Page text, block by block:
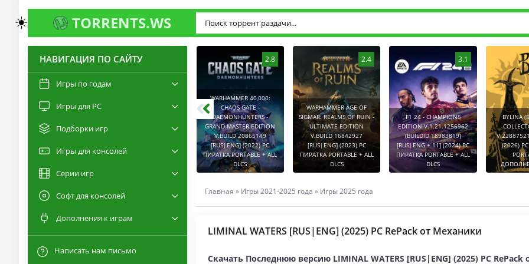
TORRENTS.WS
НАВИГАЦИЯ ПО САЙТУ
Игры по годам
Игры для PC
Подборки игр
Игры для консолей
Серии игр
Софт для консолей
Дополнения к играм
Написать нам письмо
3.0
RESIDENT EVIL 9:
REQUIEM - DELUXE
EDITION V.BUILD
(2026) PC ПИРАТКА
[RUS|ENG] (2026) PC
2.8
WARHAMMER 40,000:
CHAOS GATE -
DAEMONHUNTERS -
GRAND MASTER EDITION
V.BUILD 20865149
[RUS|ENG] (2022) PC
ПИРАТКА PORTABLE + ALL
DLCS
2.4
WARHAMMER AGE OF
SIGMAR: REALMS OF RUIN -
ULTIMATE EDITION
V.BUILD 16842927
[RUS|ENG] (2023) PC
ПИРАТКА PORTABLE + ALL
DLCS
3.1
F1 24 - CHAMPIONS
EDITION V.1.21.1256962
(BUILDID 18983819)
[RUS|ENG + 11] (2024) PC
ПИРАТКА PORTABLE + ALL
DLCS
BYLINA
(2026)
Главная » Игры 2021-2025 года » Игры 2025 года
LIMINAL WATERS [RUS|ENG] (2025) PC RePack от Механики
Скачать Последнюю версию LIMINAL WATERS [RUS|ENG] (2025) PC
☀️